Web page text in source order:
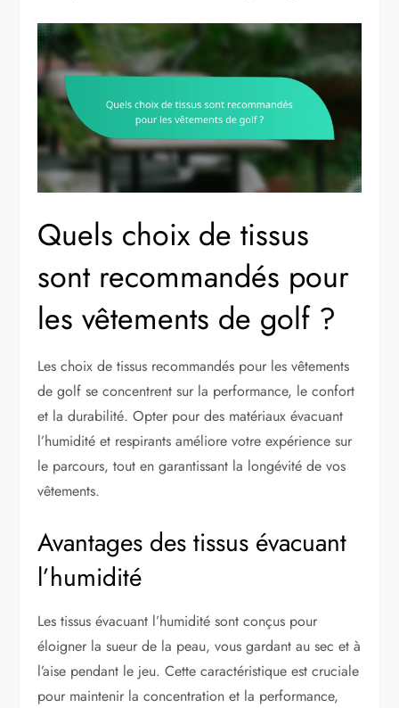
Quels choix de tissus
sont recommandés pour
les vêtements de golf ?
Les choix de tissus recommandés pour les vêtements
de golf se concentrent sur la performance, le confort
et la durabilité. Opter pour des matériaux évacuant
l’humidité et respirants améliore votre expérience sur
le parcours, tout en garantissant la longévité de vos
vêtements.
Avantages des tissus évacuant
l’humidité
Les tissus évacuant l’humidité sont conçus pour
éloigner la sueur de la peau, vous gardant au sec et à
l’aise pendant le jeu. Cette caractéristique est cruciale
pour maintenir la concentration et la performance,